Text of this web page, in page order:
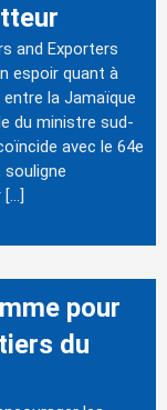
and Exporters
espoir quant à
la Jamaïque
du ministre sud-
avec le 64e
souligne
[…]
pour
du